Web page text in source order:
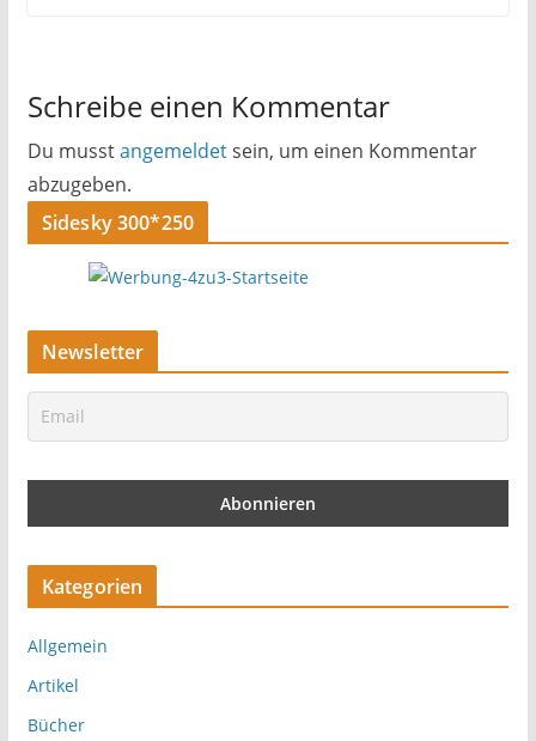
Schreibe einen Kommentar
Du musstangemeldetsein, um einen Kommentar
abzugeben.
Sidesky 300*250
Newsletter
Kategorien
Allgemein
Artikel
Bücher